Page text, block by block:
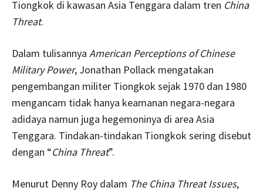
Tiongkok di kawasan Asia Tenggara dalam tren China
Threat.
Dalam tulisannya American Perceptions of Chinese
Military Power, Jonathan Pollack mengatakan
pengembangan militer Tiongkok sejak 1970 dan 1980
mengancam tidak hanya keamanan negara-negara
adidaya namun juga hegemoninya di area Asia
Tenggara. Tindakan-tindakan Tiongkok sering disebut
dengan “China Threat”.
Menurut Denny Roy dalam The China Threat Issues,